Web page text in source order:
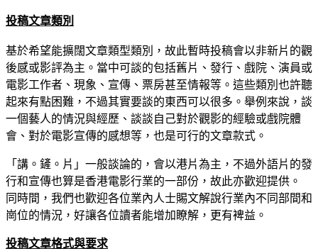
投稿文章類別
基於希望能擴闊文章類型類別，故此暫時投稿會以非新片的觀
後感或影評為主。當中可談的包括舊片、發行、戲院、演員或
電影工作者、現象、宣傳、票房甚至情報等。這些類別也許聽
起來有點困難，不過其實要談的東西可以很多。舉例來說，談
一個藝人的情況與經歷、談談自己對於觀影的經驗或戲院體
會、對於電影宣傳的感想等，也是可行的文章款式。
「講。鏟。片」一般談論的，會以港片為主，不過外語片的發
行和宣傳也算是香港電影行業的一部份，故此亦歡迎提供。
同時間，我們也歡迎各位業內人士賜文解說行業內不同部間和
崗位的情況，好讓各位讀者能增加瞭解，更有裨益。
投稿文章格式與要求